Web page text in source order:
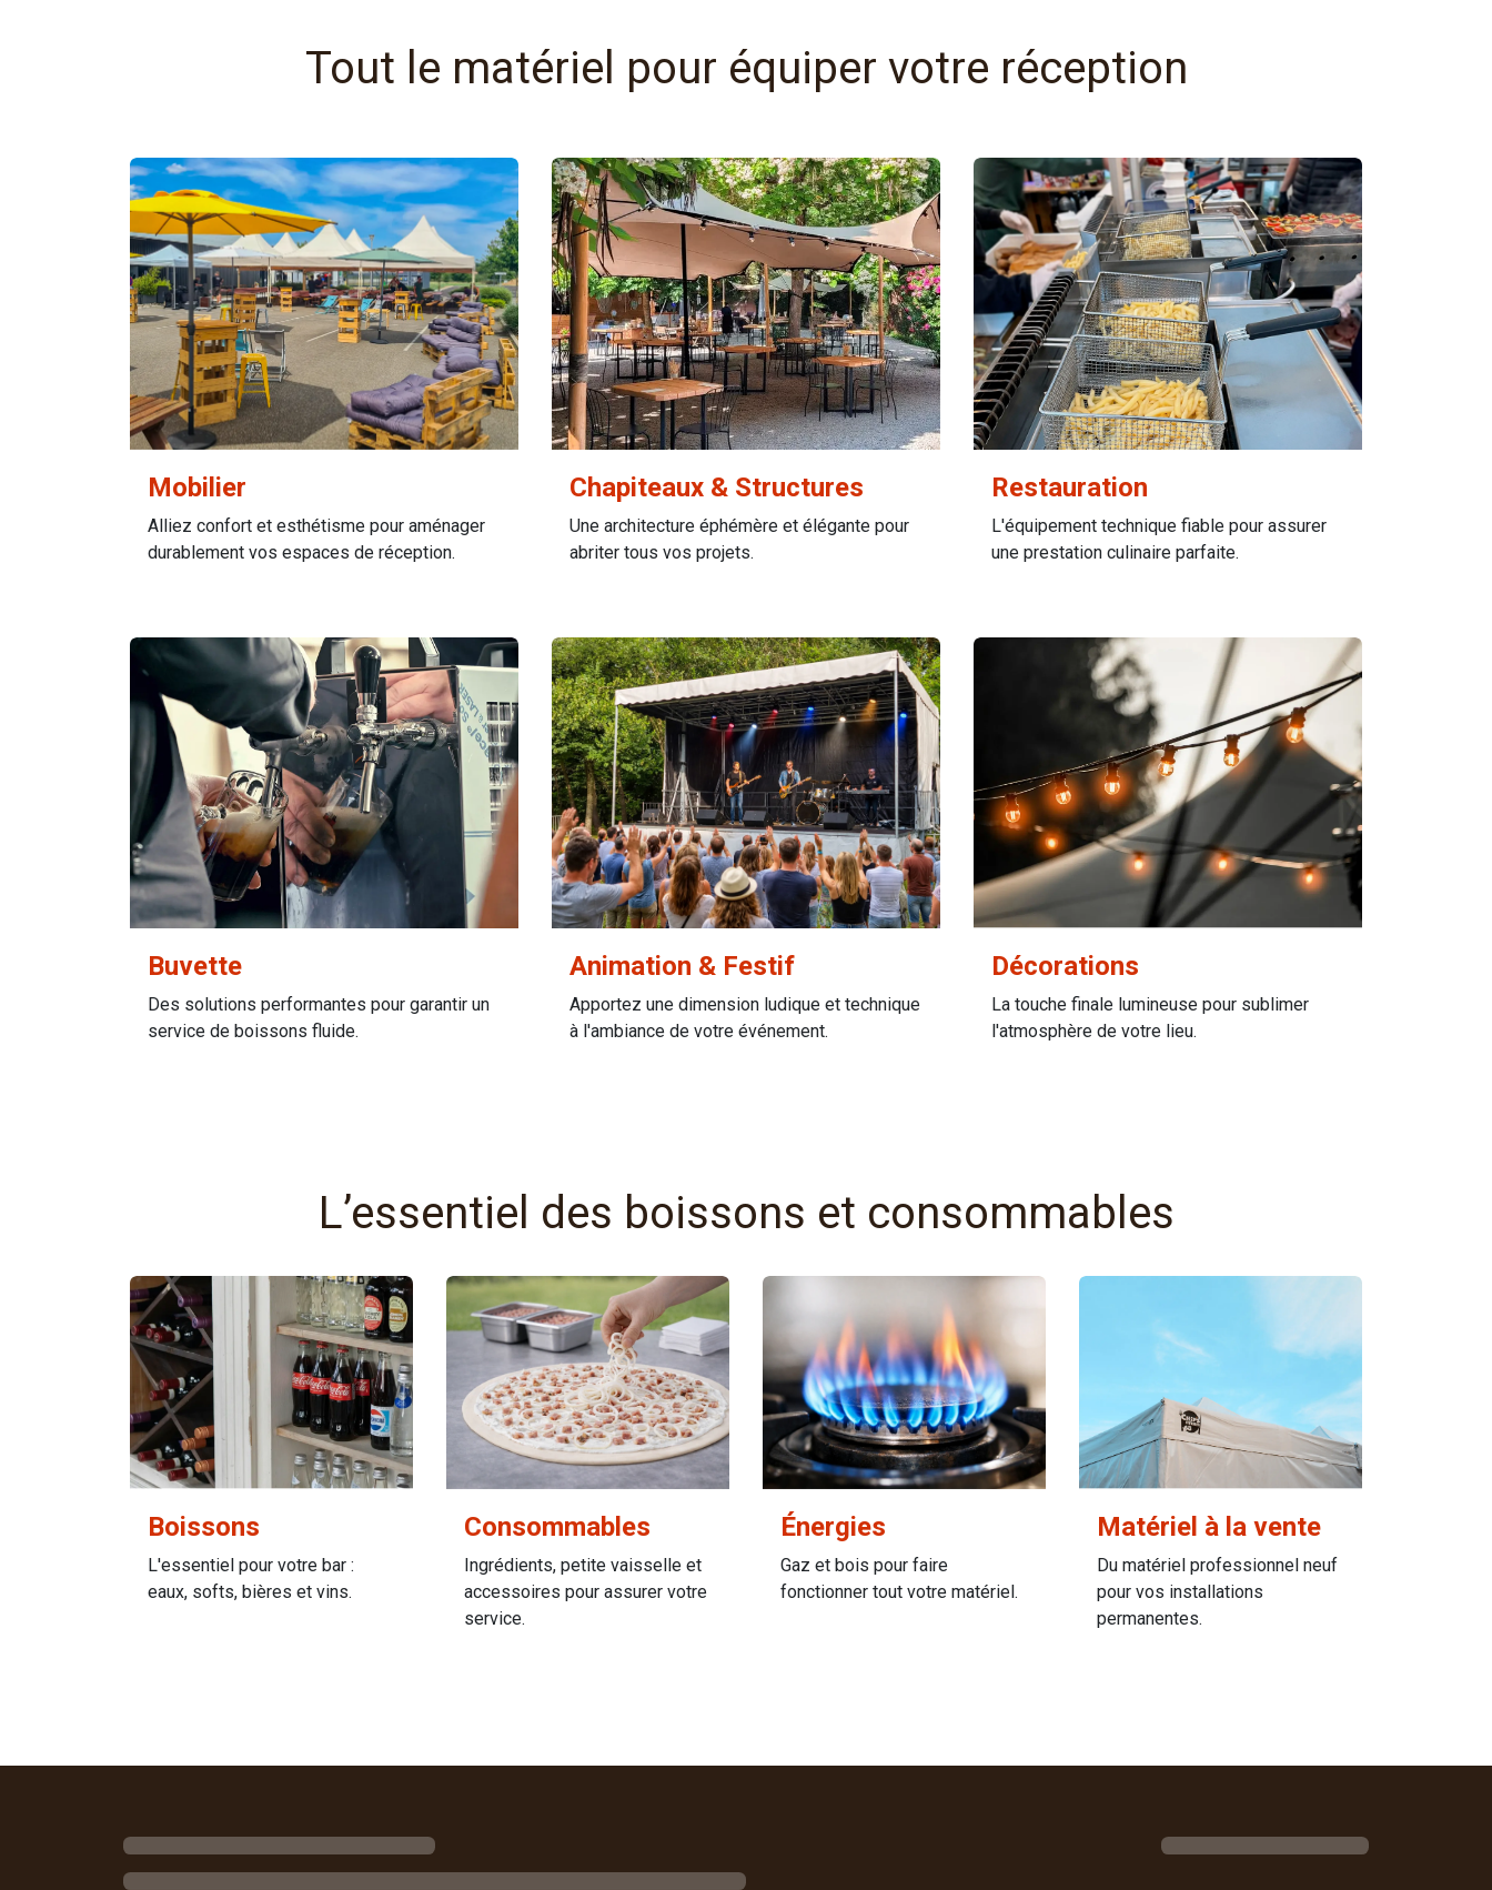
Tout le matériel pour équiper votre réception
Mobilier
Alliez confort et esthétisme pour aménager
durablement vos espaces de réception.
Chapiteaux & Structures
Une architecture éphémère et élégante pour
abriter tous vos projets.
Restauration
L'équipement technique fiable pour assurer
une prestation culinaire parfaite.
Buvette
Des solutions performantes pour garantir un
service de boissons fluide.
Animation & Festif
Apportez une dimension ludique et technique
à l'ambiance de votre événement.
Décorations
La touche finale lumineuse pour sublimer
l'atmosphère de votre lieu.
L’essentiel des boissons et consommables
Boissons
L'essentiel pour votre bar :
eaux, softs, bières et vins.
Consommables
Ingrédients, petite vaisselle et
accessoires pour assurer votre
service.
Énergies
Gaz et bois pour faire
fonctionner tout votre matériel.
Matériel à la vente
Du matériel professionnel neuf
pour vos installations
permanentes.